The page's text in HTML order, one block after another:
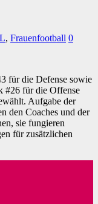
, Frauenfootball 0
für die Defense sowie
#26 für die Offense
Aufgabe der
den Coaches und der
sie fungieren
für zusätzlichen